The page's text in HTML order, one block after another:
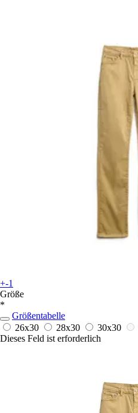
+-1
Größe
*
Größentabelle
26x30
28x30 30x30
Dieses Feld ist erforderlich